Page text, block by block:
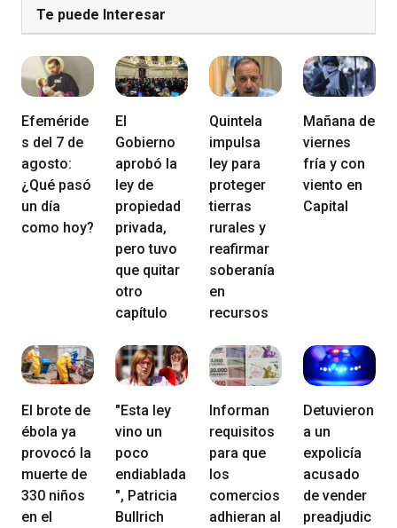
Te puede Interesar
Efeméride
s del 7 de
agosto:
¿Qué pasó
un día
como hoy?
El
Gobierno
aprobó la
ley de
propiedad
privada,
pero tuvo
que quitar
otro
capítulo
Quintela
impulsa
ley para
proteger
tierras
rurales y
reafirmar
soberanía
en
recursos
Mañana de
viernes
fría y con
viento en
Capital
El brote de
ébola ya
provocó la
muerte de
330 niños
en el
"Esta ley
vino un
poco
endiablada
", Patricia
Bullrich
Informan
requisitos
para que
los
comercios
adhieran al
Detuvieron
a un
expolicía
acusado
de vender
preadjudic